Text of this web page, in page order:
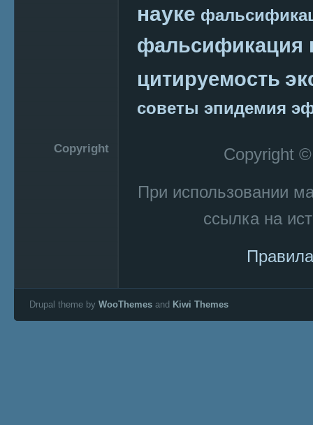
науке
фальсификация
цитируемость
советы эпидемия
Copyright
Copyright
При использовании
ссылка на
Drupal theme by WooThemes and Kiwi Themes